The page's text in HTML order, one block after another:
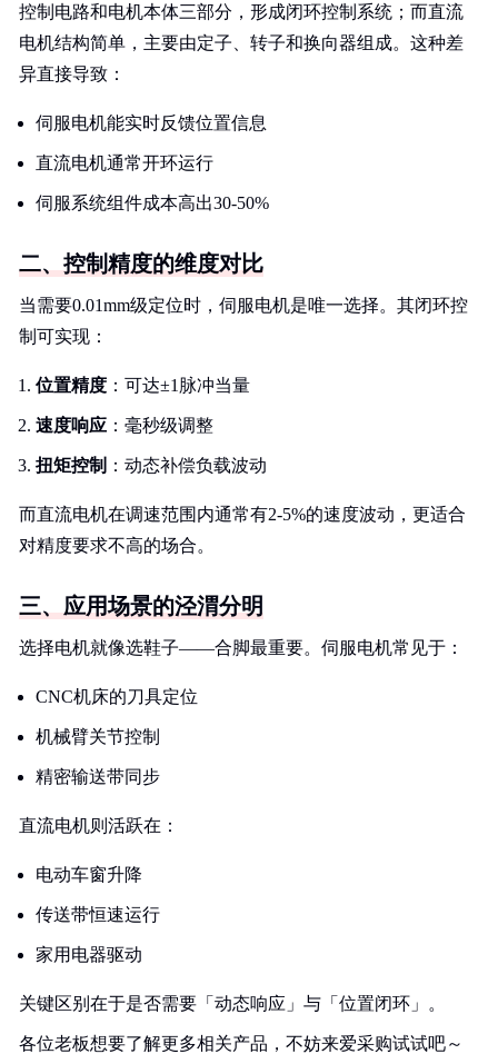
控制电路和电机本体三部分，形成闭环控制系统；而直流
电机结构简单，主要由定子、转子和换向器组成。这种差
异直接导致：
伺服电机能实时反馈位置信息
直流电机通常开环运行
伺服系统组件成本高出30-50%
二、控制精度的维度对比
当需要0.01mm级定位时，伺服电机是唯一选择。其闭环控
制可实现：
位置精度 ：可达±1脉冲当量
速度响应 ：毫秒级调整
扭矩控制 ：动态补偿负载波动
而直流电机在调速范围内通常有2-5%的速度波动，更适合
对精度要求不高的场合。
三、应用场景的泾渭分明
选择电机就像选鞋子——合脚最重要。伺服电机常见于：
CNC机床的刀具定位
机械臂关节控制
精密输送带同步
直流电机则活跃在：
电动车窗升降
传送带恒速运行
家用电器驱动
关键区别在于是否需要「动态响应」与「位置闭环」。
各位老板想要了解更多相关产品，不妨来爱采购试试吧～